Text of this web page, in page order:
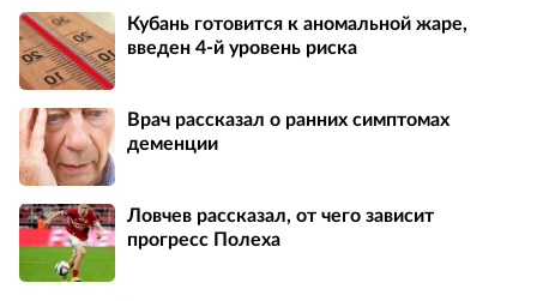
Кубань готовится к аномальной жаре,
введен 4-й уровень риска
Врач рассказал о ранних симптомах
деменции
Ловчев рассказал, от чего зависит
прогресс Полеха